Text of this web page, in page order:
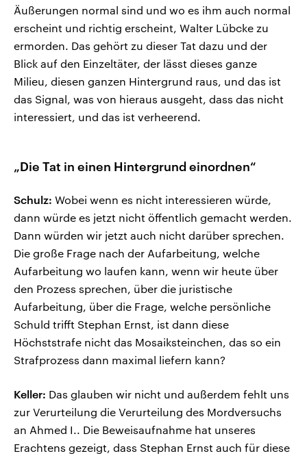
Äußerungen normal sind und wo es ihm auch normal
erscheint und richtig erscheint, Walter Lübcke zu
ermorden. Das gehört zu dieser Tat dazu und der
Blick auf den Einzeltäter, der lässt dieses ganze
Milieu, diesen ganzen Hintergrund raus, und das ist
das Signal, was von hieraus ausgeht, dass das nicht
interessiert, und das ist verheerend.
„Die Tat in einen Hintergrund einordnen“
Schulz: Wobei wenn es nicht interessieren würde,
dann würde es jetzt nicht öffentlich gemacht werden.
Dann würden wir jetzt auch nicht darüber sprechen.
Die große Frage nach der Aufarbeitung, welche
Aufarbeitung wo laufen kann, wenn wir heute über
den Prozess sprechen, über die juristische
Aufarbeitung, über die Frage, welche persönliche
Schuld trifft Stephan Ernst, ist dann diese
Höchststrafe nicht das Mosaiksteinchen, das so ein
Strafprozess dann maximal liefern kann?
Keller: Das glauben wir nicht und außerdem fehlt uns
zur Verurteilung die Verurteilung des Mordversuchs
an Ahmed I.. Die Beweisaufnahme hat unseres
Erachtens gezeigt, dass Stephan Ernst auch für diese